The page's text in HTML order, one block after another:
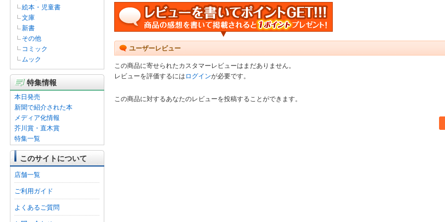
絵本・児童書
文庫
新書
その他
コミック
ムック
特集情報
本日発売
新聞で紹介された本
メディア化情報
芥川賞・直木賞
特集一覧
このサイトについて
店舗一覧
ご利用ガイド
よくあるご質問
ユーザーレビュー
この商品に寄せられたカスタマーレビューはまだありません。
レビューを評価するには ログインが必要です。
この商品に対するあなたのレビューを投稿することができます。